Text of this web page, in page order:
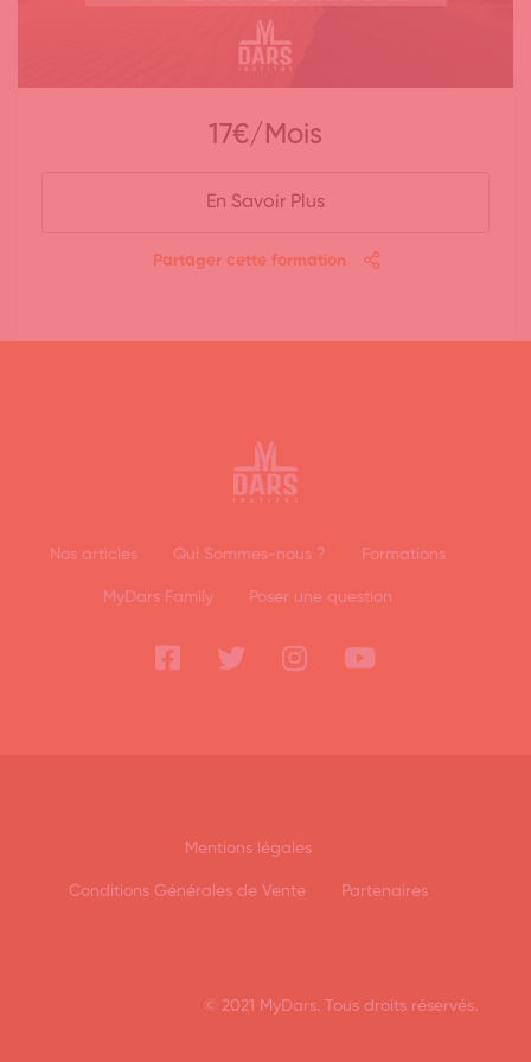
Tous les lundis de 19h00 à 20h00
Pr. Abdellah Thiam
(rentrée en septembre uniquement)
Pr. Oum Oussama
En Savoir Plus
Partager cette formation
Nos articles Qui Sommes-nous ? Formations
MyDars Family Poser une question
Mentions légales
Conditions Générales de Vente Partenaires
© 2021 MyDars. Tous droits réservés.